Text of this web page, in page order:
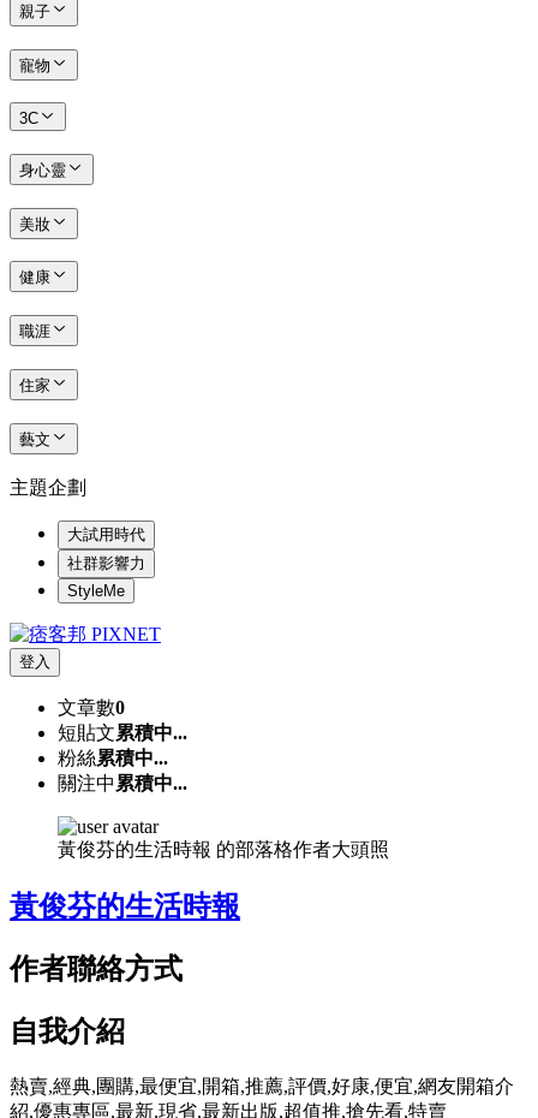
親子
寵物
3C
身心靈
美妝
健康
職涯
住家
藝文
主題企劃
大試用時代
社群影響力
StyleMe
登入
文章數0
短貼文累積中...
粉絲累積中...
關注中 累積中...
黃俊芬的生活時報 的部落格作者大頭照
黃俊芬的生活時報
作者聯絡方式
自我介紹
熱賣,經典,團購,最便宜,開箱,推薦,評價,好康,便宜,網友開箱介
紹,優惠專區,最新,現省,最新出版,超值推,搶先看,特賣